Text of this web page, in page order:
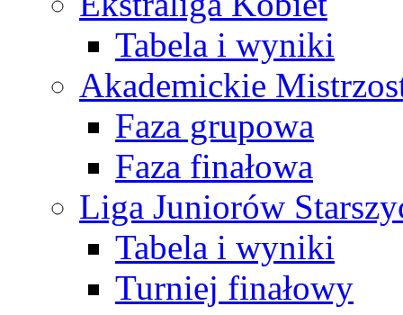
Tabela i wyniki
Akademickie
Faza grupowa
Faza finałowa
Liga Juniorów
Tabela i wyniki
Turniej finałowy